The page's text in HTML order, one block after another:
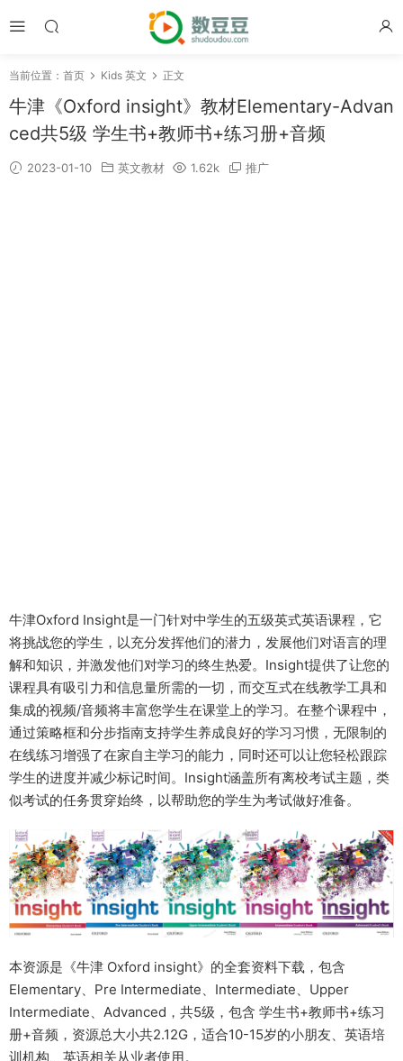
当前位置： 首页 Kids 英文 正文
牛津《Oxford insight》教材Elementary-Advan
ced共5级 学生书+教师书+练习册+音频
2023-01-10 英文教材 1.62k 推广
牛津Oxford Insight是一门针对中学生的五级英式英语课程，它
将挑战您的学生，以充分发挥他们的潜力，发展他们对语言的理
解和知识，并激发他们对学习的终生热爱。Insight提供了让您的
课程具有吸引力和信息量所需的一切，而交互式在线教学工具和
集成的视频/音频将丰富您学生在课堂上的学习。在整个课程中，
通过策略框和分步指南支持学生养成良好的学习习惯，无限制的
在线练习增强了在家自主学习的能力，同时还可以让您轻松跟踪
学生的进度并减少标记时间。Insight涵盖所有离校考试主题，类
似考试的任务贯穿始终，以帮助您的学生为考试做好准备。
本资源是《牛津 Oxford insight》的全套资料下载，包含
Elementary、Pre Intermediate、Intermediate、Upper
Intermediate、Advanced，共5级，包含 学生书+教师书+练习
册+音频，资源总大小共2.12G，适合10-15岁的小朋友、英语培
训机构、英语相关从业者使用。